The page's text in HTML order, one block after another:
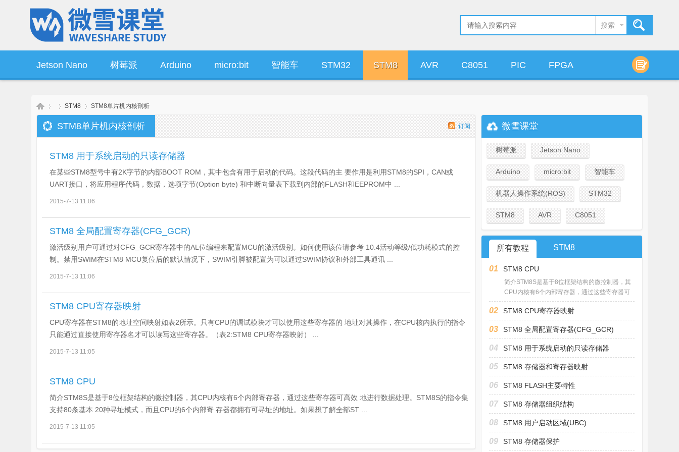
搜索
Jetson Nano 树莓派 Arduino micro:bit 智能车 STM32 STM8 AVR C8051 PIC FPGA
操作系统 产品资讯
STM8 STM8单片机内核剖析
订阅
STM8单片机内核剖析
STM8 用于系统启动的只读存储器
在某些STM8型号中有2K字节的内部BOOT ROM，其中包含有用于启动的代码。这段代码的主 要作用是利用STM8的SPI，CAN或
UART接口，将应用程序代码，数据，选项字节(Option byte) 和中断向量表下载到内部的FLASH和EEPROM中 ...
2015-7-13 11:06
STM8 全局配置寄存器(CFG_GCR)
激活级别用户可通过对CFG_GCR寄存器中的AL位编程来配置MCU的激活级别。如何使用该位请参考 10.4活动等级/低功耗模式的控
制。禁用SWIM在STM8 MCU复位后的默认情况下，SWIM引脚被配置为可以通过SWIM协议和外部工具通讯 ...
2015-7-13 11:06
STM8 CPU寄存器映射
CPU寄存器在STM8的地址空间映射如表2所示。只有CPU的调试模块才可以使用这些寄存器的 地址对其操作，在CPU核内执行的指令
只能通过直接使用寄存器名才可以读写这些寄存器。（表2:STM8 CPU寄存器映射） ...
2015-7-13 11:05
STM8 CPU
简介STM8S是基于8位框架结构的微控制器，其CPU内核有6个内部寄存器，通过这些寄存器可高效 地进行数据处理。STM8S的指令集
支持80条基本 20种寻址模式，而且CPU的6个内部寄 存器都拥有可寻址的地址。如果想了解全部ST ...
2015-7-13 11:05
微雪课堂
树莓派 Jetson Nano
Arduino micro:bit 智能车
机器人操作系统(ROS) STM32
STM8 AVR C8051
所有教程 STM8
01 STM8 CPU
简介STM8S是基于8位框架结构的微控制器，其
CPU内核有6个内部寄存器，通过这些寄存器可
02 STM8 CPU寄存器映射
03 STM8 全局配置寄存器(CFG_GCR)
04 STM8 用于系统启动的只读存储器
05 STM8 存储器和寄存器映射
06 STM8 FLASH主要特性
07 STM8 存储器组织结构
08 STM8 用户启动区域(UBC)
09 STM8 存储器保护